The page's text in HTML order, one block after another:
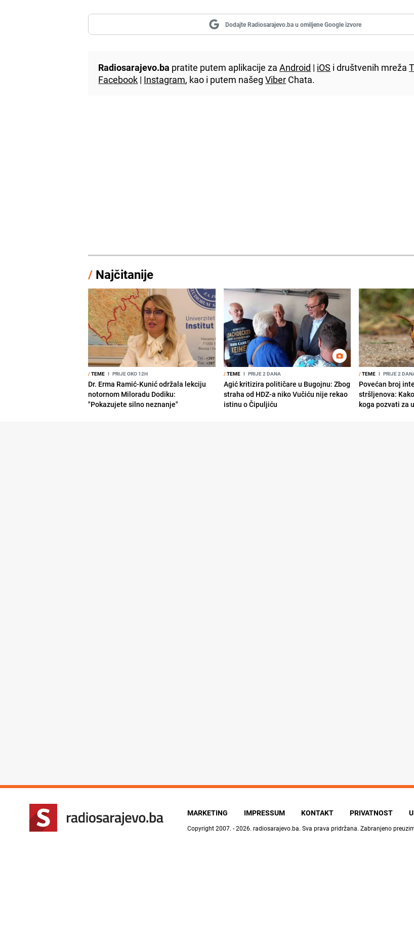
Dodajte Radiosarajevo.ba u omiljene Google izvore
Radiosarajevo.ba pratite putem aplikacije zaAndroid | iOS i društvenih mreža
Facebook | Instagram, kao i putem našegViber Chata.
/ Najčitanije
/TEME I PRIJE OKO 12H
Dr. Erma Ramić-Kunić održala lekciju
notornom Miloradu Dodiku:
"Pokazujete silno neznanje"
/TEME I PRIJE 2 DANA
Agić kritizira političare u Bugojnu: Zbog
straha od HDZ-a niko Vučiću nije rekao
istinu o Čipuljiću
/TEME I PRIJE 2
Povećan broj
stršljenova:
koga pozvati za
MARKETING IMPRESSUM KONTAKT PRIVATNOST
Copyright 2007. - 2026. radiosarajevo.ba. Sva prava pridržana. Zabranjeno